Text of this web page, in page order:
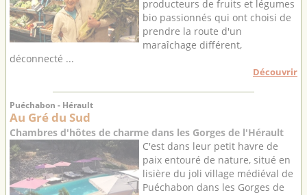
producteurs de fruits et légumes
bio passionnés qui ont choisi de
prendre la route d'un
maraîchage différent,
déconnecté ...
Découvrir
Puéchabon - Hérault
Au Gré du Sud
Chambres d'hôtes de charme dans les Gorges de l'Hérault
C'est dans leur petit havre de
paix entouré de nature, situé en
lisière du joli village médiéval de
Puéchabon dans les Gorges de